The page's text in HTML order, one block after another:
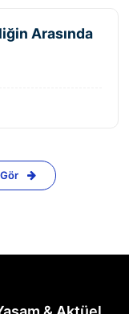
Arasında
Gör